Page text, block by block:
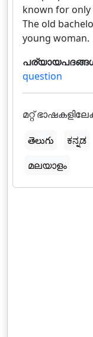
known for
The old
young woman.
question
മറ്റ്
తెలుగు
ಕನ್ನಡ
മലയാളം